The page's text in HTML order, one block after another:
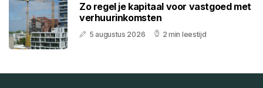
Zo regel je kapitaal voor vastgoed met
verhuurinkomsten
5 augustus 2026 2 min leestijd